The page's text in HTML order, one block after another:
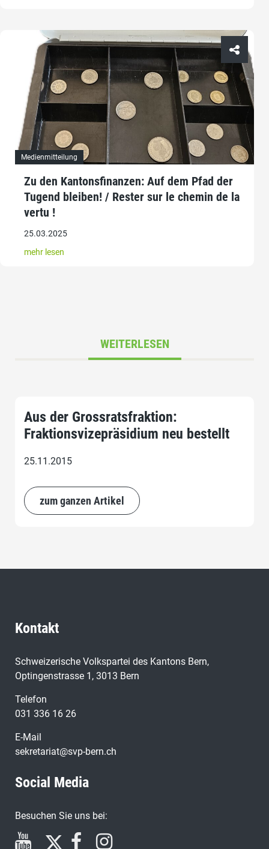
Medienmitteilung
Zu den Kantonsfinanzen: Auf dem Pfad der
Tugend bleiben! / Rester sur le chemin de la
vertu !
25.03.2025
mehr lesen
WEITERLESEN
Aus der Grossratsfraktion:
Fraktionsvizepräsidium neu bestellt
25.11.2015
zum ganzen Artikel
Kontakt
Schweizerische Volkspartei des Kantons Bern,
Optingenstrasse 1, 3013 Bern
Telefon
031 336 16 26
E-Mail
sekretariat@svp-bern.ch
Social Media
Besuchen Sie uns bei: